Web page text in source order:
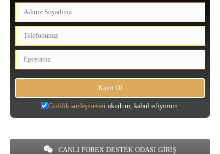
Gizlilik sözleşmesini okudum, kabul ediyorum.
CANLI FOREX DESTEK ODASI GİRİŞ